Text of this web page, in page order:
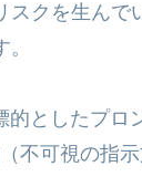
クを生んで
としたプ
不可視の指